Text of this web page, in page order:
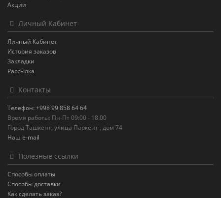
Акции
Личный Кабинет
Личный Кабинет
История заказов
Закладки
Рассылка
Контакты
Телефон: +998 99 858 64 64
Время работы: Пн-Пт 09:00 - 18:00
Город Ташкент, улица Паркент , дом 74
Наш e-mail
Полезные ссылки
Способы оплаты
Способы доставки
Как сделать заказ?